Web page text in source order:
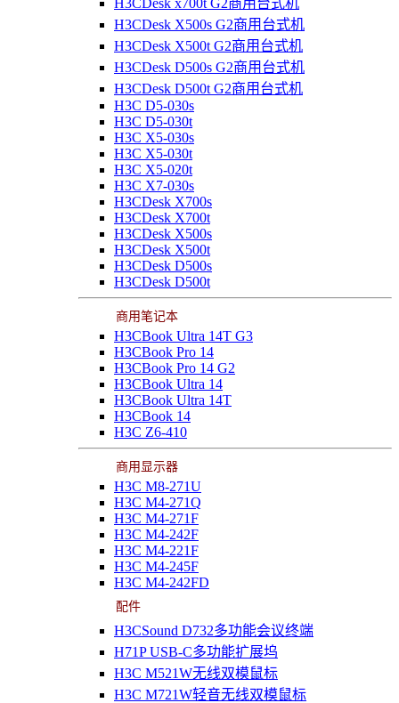
H3CDesk X500s G2商用台式机
H3CDesk X500t G2商用台式机
H3CDesk D500s G2商用台式机
H3CDesk D500t G2商用台式机
H3C D5-030s
H3C D5-030t
H3C X5-030s
H3C X5-030t
H3C X5-020t
H3C X7-030s
H3CDesk X700s
H3CDesk X700t
H3CDesk X500s
H3CDesk X500t
H3CDesk D500s
H3CDesk D500t
商用笔记本
H3CBook Ultra 14T G3
H3CBook Pro 14
H3CBook Pro 14 G2
H3CBook Ultra 14
H3CBook Ultra 14T
H3CBook 14
H3C Z6-410
商用显示器
H3C M8-271U
H3C M4-271Q
H3C M4-271F
H3C M4-242F
H3C M4-221F
H3C M4-245F
H3C M4-242FD
配件
H3CSound D732多功能会议终端
H71P USB-C多功能扩展坞
H3C M521W无线双模鼠标
H3C M721W轻音无线双模鼠标